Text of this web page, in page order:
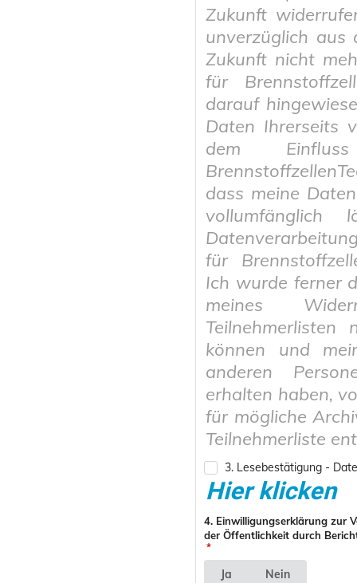
Zukunft
unverzüglich
Zukunft nicht
für
darauf
Daten Ihrerseits
dem
dass meine
vollumfänglich
für
Ich wurde ferner
meines
können und
anderen
erhalten haben,
für mögliche
Teilnehmerliste
3. Lesebestätigung -
Hier klicken
4. Einwilligungserklärung zur
der Öffentlichkeit durch
Ja Nein